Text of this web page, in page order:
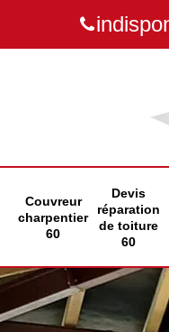
Couvreur
charpentier
60
Devis
réparation
de toiture
60